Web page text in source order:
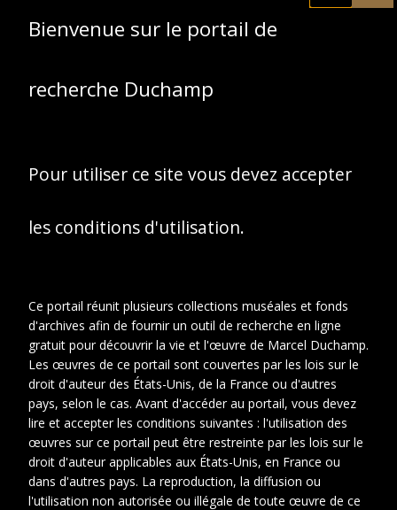
Suzanne Duchamp
enfant dans un studio
Bienvenue sur le portail de
recherche Duchamp
Pour utiliser ce site vous devez accepter
les conditions d'utilisation.
Ce portail réunit plusieurs collections muséales et fonds
d'archives afin de fournir un outil de recherche en ligne
gratuit pour découvrir la vie et l'œuvre de Marcel Duchamp.
Les œuvres de ce portail sont couvertes par les lois sur le
droit d'auteur des États-Unis, de la France ou d'autres
pays, selon le cas. Avant d'accéder au portail, vous devez
lire et accepter les conditions suivantes : l'utilisation des
œuvres sur ce portail peut être restreinte par les lois sur le
droit d'auteur applicables aux États-Unis, en France ou
dans d'autres pays. La reproduction, la diffusion ou
l'utilisation non autorisée ou illégale de toute œuvre de ce